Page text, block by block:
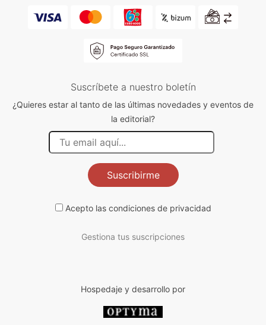
Suscríbete a nuestro boletín
¿Quieres estar al tanto de las últimas novedades y eventos de
la editorial?
Suscribirme
Acepto las condiciones de privacidad
Gestiona tus suscripciones
Hospedaje y desarrollo por